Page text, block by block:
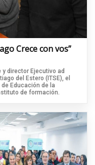
Crece con vos”
y director Ejecutivo ad
del Estero (ITSE), el
Educación de la
de formación.